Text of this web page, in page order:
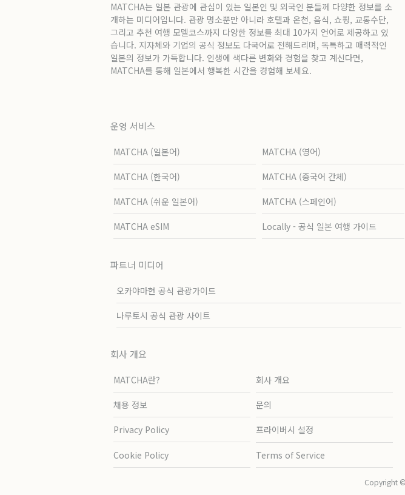
MATCHA는 일본 관광에 관심이 있는 일본인 및 외국인 분들께 다양한 정보를 소
개하는 미디어입니다. 관광 명소뿐만 아니라 호텔과 온천, 음식, 쇼핑, 교통수단,
그리고 추천 여행 모델코스까지 다양한 정보를 최대 10가지 언어로 제공하고 있
습니다. 지자체와 기업의 공식 정보도 다국어로 전해드리며, 독특하고 매력적인
일본의 정보가 가득합니다. 인생에 색다른 변화와 경험을 찾고 계신다면,
MATCHA를 통해 일본에서 행복한 시간을 경험해 보세요.
운영 서비스
MATCHA (일본어) MATCHA (영어)
MATCHA (한국어) MATCHA (중국어 간체)
MATCHA (쉬운 일본어) MATCHA (스페인어)
MATCHA eSIM Locally - 공식 일본 여행 가이드
파트너 미디어
오카야마현 공식 관광가이드
나루토시 공식 관광 사이트
회사 개요
MATCHA란? 회사 개요
채용 정보 문의
Privacy Policy 프라이버시 설정
Cookie Policy Terms of Service
Copyright ©